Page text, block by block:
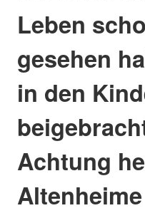
Leben
gesehen
in den
Achtung